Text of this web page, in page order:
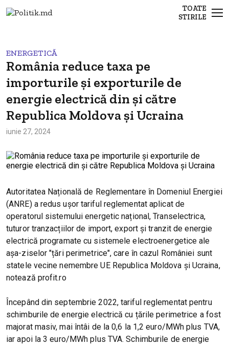
TOATE
STIRILE
ENERGETICĂ
România reduce taxa pe
importurile și exporturile de
energie electrică din și către
Republica Moldova și Ucraina
iunie 27, 2024
Autoritatea Națională de Reglementare în Domeniul Energiei
(ANRE) a redus ușor tariful reglementat aplicat de
operatorul sistemului energetic național, Transelectrica,
tuturor tranzacțiilor de import, export și tranzit de energie
electrică programate cu sistemele electroenergetice ale
așa-ziselor ″țări perimetrice″, care în cazul României sunt
statele vecine nemembre UE Republica Moldova și Ucraina,
notează profit.ro
Începând din septembrie 2022, tariful reglementat pentru
schimburile de energie electrică cu țările perimetrice a fost
majorat masiv, mai întâi de la 0,6 la 1,2 euro/MWh plus TVA,
iar apoi la 3 euro/MWh plus TVA. Schimburile de energie